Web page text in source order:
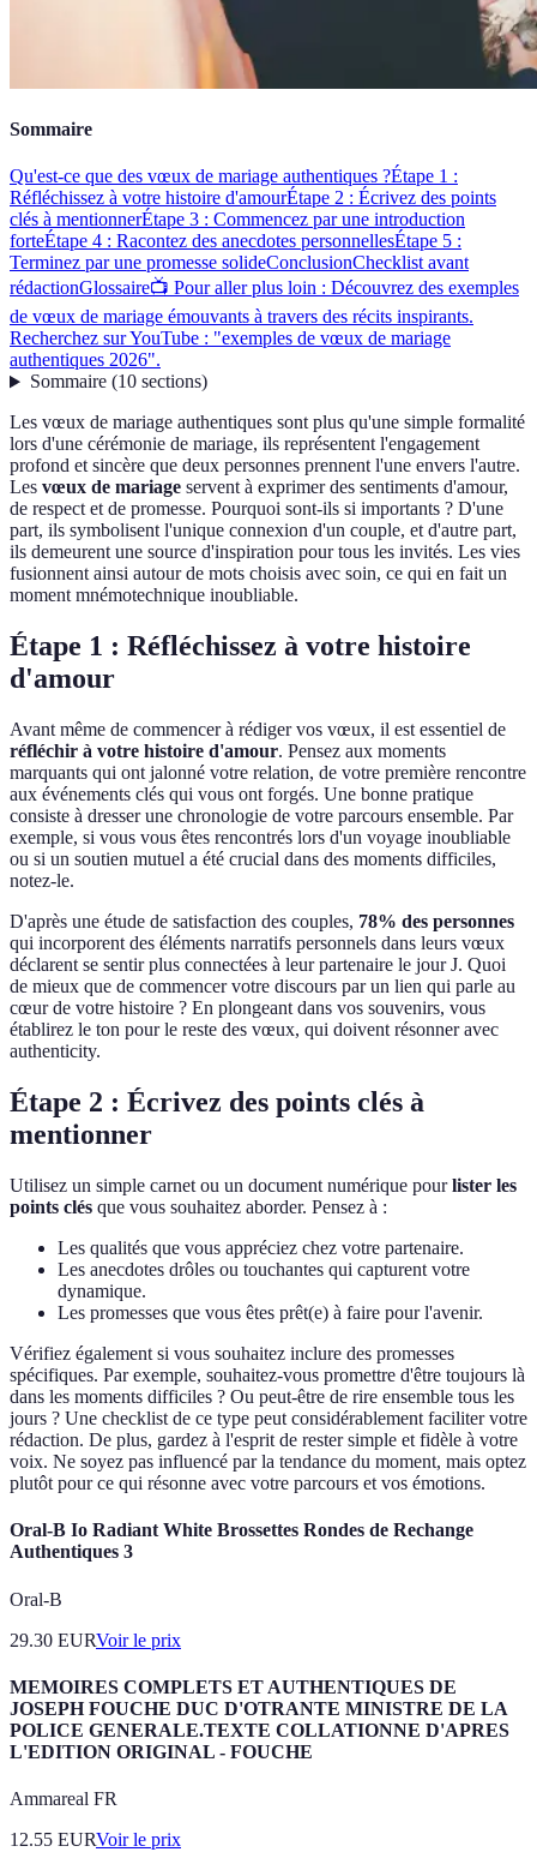
Sommaire
Qu'est-ce que des vœux de mariage authentiques ?Étape 1 :
Réfléchissez à votre histoire d'amourÉtape 2 : Écrivez des points
clés à mentionnerÉtape 3 : Commencez par une introduction
forteÉtape 4 : Racontez des anecdotes personnellesÉtape 5 :
Terminez par une promesse solideConclusionChecklist avant
rédactionGlossaire📺 Pour aller plus loin : Découvrez des exemples
de vœux de mariage émouvants à travers des récits inspirants.
Recherchez sur YouTube : "exemples de vœux de mariage
authentiques 2026".
Sommaire(10 sections)
Les vœux de mariage authentiques sont plus qu'une simple formalité
lors d'une cérémonie de mariage, ils représentent l'engagement
profond et sincère que deux personnes prennent l'une envers l'autre.
Les vœux de mariage servent à exprimer des sentiments d'amour,
de respect et de promesse. Pourquoi sont-ils si importants ? D'une
part, ils symbolisent l'unique connexion d'un couple, et d'autre part,
ils demeurent une source d'inspiration pour tous les invités. Les vies
fusionnent ainsi autour de mots choisis avec soin, ce qui en fait un
moment mnémotechnique inoubliable.
Étape 1 : Réfléchissez à votre histoire
d'amour
Avant même de commencer à rédiger vos vœux, il est essentiel de
réfléchir à votre histoire d'amour. Pensez aux moments
marquants qui ont jalonné votre relation, de votre première rencontre
aux événements clés qui vous ont forgés. Une bonne pratique
consiste à dresser une chronologie de votre parcours ensemble. Par
exemple, si vous vous êtes rencontrés lors d'un voyage inoubliable
ou si un soutien mutuel a été crucial dans des moments difficiles,
notez-le.
D'après une étude de satisfaction des couples, 78% des personnes
qui incorporent des éléments narratifs personnels dans leurs vœux
déclarent se sentir plus connectées à leur partenaire le jour J. Quoi
de mieux que de commencer votre discours par un lien qui parle au
cœur de votre histoire ? En plongeant dans vos souvenirs, vous
établirez le ton pour le reste des vœux, qui doivent résonner avec
authenticity.
Étape 2 : Écrivez des points clés à
mentionner
Utilisez un simple carnet ou un document numérique pourlister les
points clés que vous souhaitez aborder. Pensez à :
Les qualités que vous appréciez chez votre partenaire.
Les anecdotes drôles ou touchantes qui capturent votre
dynamique.
Les promesses que vous êtes prêt(e) à faire pour l'avenir.
Vérifiez également si vous souhaitez inclure des promesses
spécifiques. Par exemple, souhaitez-vous promettre d'être toujours là
dans les moments difficiles ? Ou peut-être de rire ensemble tous les
jours ? Une checklist de ce type peut considérablement faciliter votre
rédaction. De plus, gardez à l'esprit de rester simple et fidèle à votre
voix. Ne soyez pas influencé par la tendance du moment, mais optez
plutôt pour ce qui résonne avec votre parcours et vos émotions.
Oral-B Io Radiant White Brossettes Rondes de Rechange
Authentiques 3
Oral-B
29.30 EURVoir le prix
MEMOIRES COMPLETS ET AUTHENTIQUES DE
JOSEPH FOUCHE DUC D'OTRANTE MINISTRE DE LA
POLICE GENERALE.TEXTE COLLATIONNE D'APRES
L'EDITION ORIGINAL - FOUCHE
Ammareal FR
12.55 EURVoir le prix